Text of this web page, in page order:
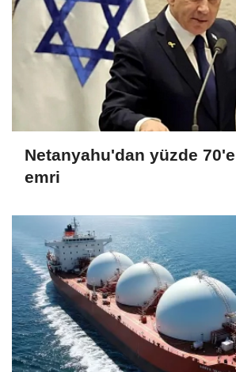
Netanyahu'dan yüzde 70'e
emri